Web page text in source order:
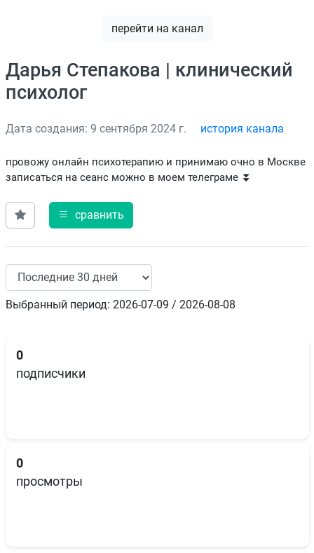
перейти на канал
Дарья Степакова | клинический
психолог
Дата создания: 9 сентября 2024 г. история канала
провожу онлайн психотерапию и принимаю очно в Москве
записаться на сеанс можно в моем телеграме ⏬
сравнить
Выбранный период: 2026-07-09 / 2026-08-08
0
подписчики
0
просмотры